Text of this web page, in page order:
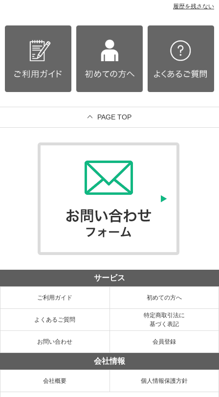
履歴を残さない
PAGE TOP
サービス
ご利用ガイド 初めての方へ
よくあるご質問
特定商取引法に
基づく表記
お問い合わせ 会員登録
会社情報
会社概要 個人情報保護方針